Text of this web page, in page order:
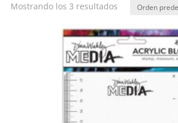
Mostrando los 3 resultados